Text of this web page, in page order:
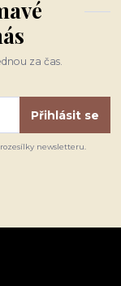
za čas.
Přihlásit se
newsletteru.